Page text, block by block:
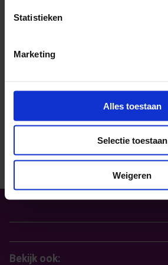
Statistieken
Marketing
Alles toestaan
Selectie toestaan
Weigeren
Bel met Schoolsout
Bekijk ook: